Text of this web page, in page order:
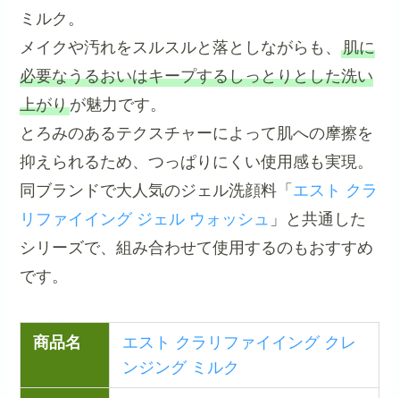
ミルク。
メイクや汚れをスルスルと落としながらも、肌に
必要なうるおいはキープするしっとりとした洗い
上がりが魅力です。
とろみのあるテクスチャーによって肌への摩擦を
抑えられるため、つっぱりにくい使用感も実現。
同ブランドで大人気のジェル洗顔料「 エスト クラ
リファイイング ジェル ウォッシュ 」と共通した
シリーズで、組み合わせて使用するのもおすすめ
です。
商品名
エスト クラリファイイング クレ
ンジング ミルク